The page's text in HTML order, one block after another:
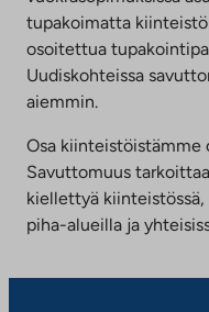
tupakoimatta
osoitettua
Uudiskohteissa
aiemmin.
Osa kiinteistöistämme
Savuttomuus
kiellettyä kiinteistössä,
piha-alueilla ja